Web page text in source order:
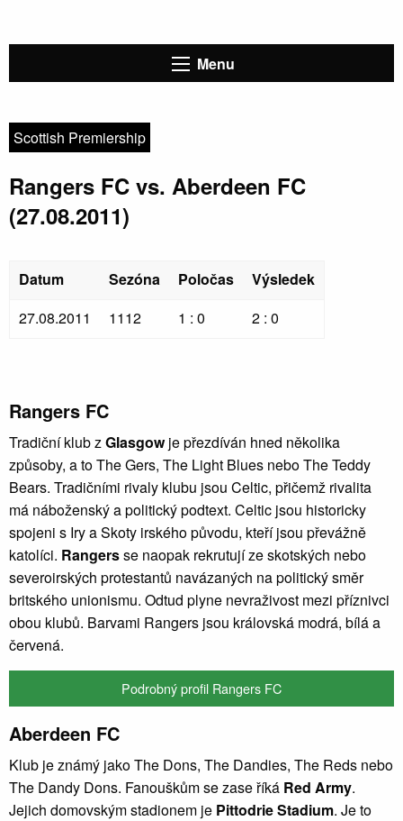
Menu
Scottish Premiership
Rangers FC vs. Aberdeen FC
(27.08.2011)
Datum Sezóna Poločas
Výsledek
27.08.2011
1112 1 : 0 2 : 0
Rangers FC
Tradiční klub zGlasgowje přezdíván hned několika
způsoby, a to The Gers, The Light Blues nebo The Teddy
Bears. Tradičními rivaly klubu jsou Celtic, přičemž rivalita
má náboženský a politický podtext. Celtic jsou historicky
spojeni s Iry a Skoty irského původu, kteří jsou převážně
katolíci. Rangersse naopak rekrutují ze skotských nebo
severoirských protestantů navázaných na politický směr
britského unionismu. Odtud plyne nevraživost mezi příznivci
obou klubů. Barvami Rangers jsou královská modrá, bílá a
červená.
Podrobný profil Rangers FC
Aberdeen FC
Klub je známý jako The Dons, The Dandies, The Reds nebo
The Dandy Dons. Fanouškům se zase říká Red Army.
Jejich domovským stadionem je Pittodrie Stadium. Je to